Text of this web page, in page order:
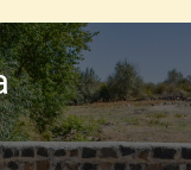
de la
nacionales e